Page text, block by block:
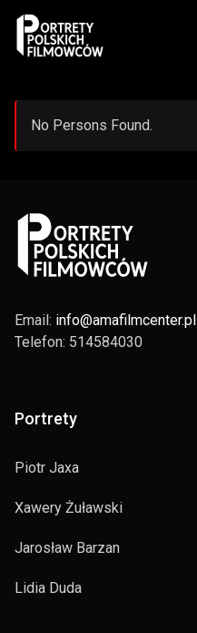
No Persons Found.
Email: info@amafilmcenter.pl
Telefon: 514584030
Portrety
Piotr Jaxa
Xawery Żuławski
Jarosław Barzan
Lidia Duda